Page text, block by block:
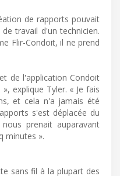
de rapports pouvait
travail d'un technicien.
Flir-Condoit, il ne prend
de l'application Condoit
explique Tyler. « Je fais
et cela n'a jamais été
s'est déplacée du
prenait auparavant
minutes ».
sans fil à la plupart des